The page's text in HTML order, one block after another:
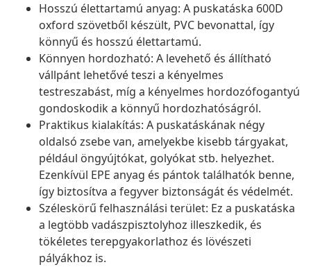
Hosszú élettartamú anyag: A puskatáska 600D
oxford szövetből készült, PVC bevonattal, így
könnyű és hosszú élettartamú.
Könnyen hordozható: A levehető és állítható
vállpánt lehetővé teszi a kényelmes
testreszabást, míg a kényelmes hordozófogantyú
gondoskodik a könnyű hordozhatóságról.
Praktikus kialakítás: A puskatáskának négy
oldalsó zsebe van, amelyekbe kisebb tárgyakat,
például öngyújtókat, golyókat stb. helyezhet.
Ezenkívül EPE anyag és pántok találhatók benne,
így biztosítva a fegyver biztonságát és védelmét.
Széleskörű felhasználási terület: Ez a puskatáska
a legtöbb vadászpisztolyhoz illeszkedik, és
tökéletes terepgyakorlathoz és lövészeti
pályákhoz is.